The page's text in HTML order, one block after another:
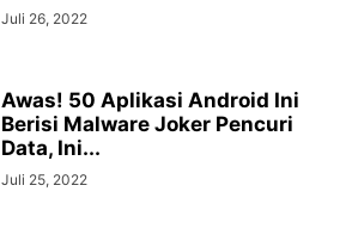
Juli 26, 2022
Awas! 50 Aplikasi Android Ini
Berisi Malware Joker Pencuri
Data, Ini...
Juli 25, 2022